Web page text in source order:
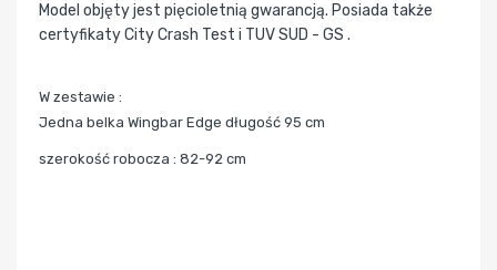
Model objęty jest pięcioletnią gwarancją. Posiada także
certyfikaty City Crash Test i TUV SUD - GS .
W zestawie :
Jedna belka Wingbar Edge długość 95 cm
szerokość robocza : 82-92 cm